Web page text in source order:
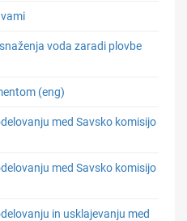
voda zaradi plovbe
(eng)
med Savsko komisijo
med Savsko komisijo
in usklajevanju med